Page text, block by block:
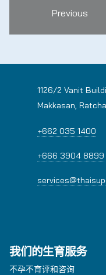
Previous
1126/2 Vanit
Makkasan,
+662 035 1400
+666 3904 8899
我们的生育服务
不孕不育评和咨询